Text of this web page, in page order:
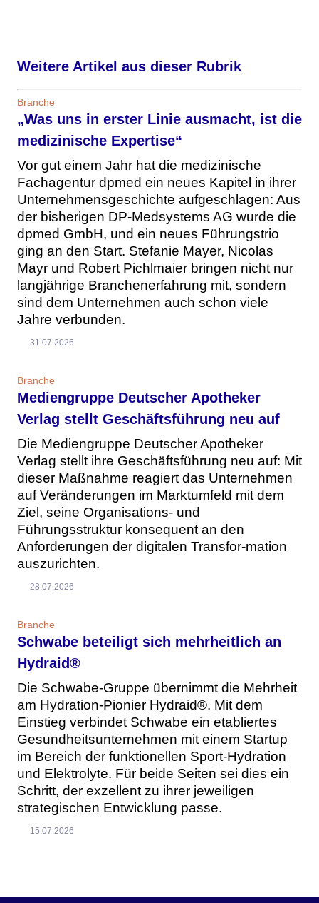
Weitere Artikel aus dieser Rubrik
Branche
„Was uns in erster Linie ausmacht, ist die
medizinische Expertise“
Vor gut einem Jahr hat die medizinische
Fachagentur dpmed ein neues Kapitel in ihrer
Unternehmensgeschichte aufgeschlagen: Aus
der bisherigen DP-Medsystems AG wurde die
dpmed GmbH, und ein neues Führungstrio
ging an den Start. Stefanie Mayer, Nicolas
Mayr und Robert Pichlmaier bringen nicht nur
langjährige Branchenerfahrung mit, sondern
sind dem Unternehmen auch schon viele
Jahre verbunden.
31.07.2026
Branche
Mediengruppe Deutscher Apotheker
Verlag stellt Geschäftsführung neu auf
Die Mediengruppe Deutscher Apotheker
Verlag stellt ihre Geschäftsführung neu auf: Mit
dieser Maßnahme reagiert das Unternehmen
auf Veränderungen im Marktumfeld mit dem
Ziel, seine Organisations- und
Führungsstruktur konsequent an den
Anforderungen der digitalen Transfor-mation
auszurichten.
28.07.2026
Branche
Schwabe beteiligt sich mehrheitlich an
Hydraid®
Die Schwabe-Gruppe übernimmt die Mehrheit
am Hydration-Pionier Hydraid®. Mit dem
Einstieg verbindet Schwabe ein etabliertes
Gesundheitsunternehmen mit einem Startup
im Bereich der funktionellen Sport-Hydration
und Elektrolyte. Für beide Seiten sei dies ein
Schritt, der exzellent zu ihrer jeweiligen
strategischen Entwicklung passe.
15.07.2026